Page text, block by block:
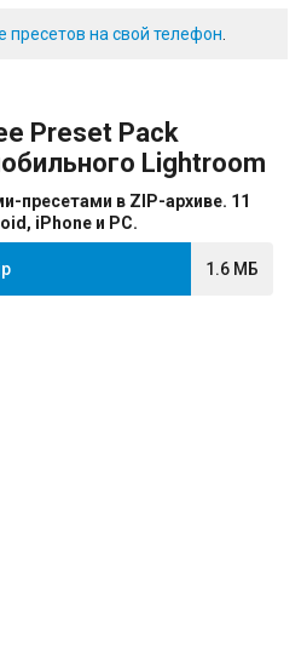
пресетов на свой телефон.
Preset Pack
Lightroom
пресетами в ZIP-архиве. 11
iPhone и PC.
1.6 МБ